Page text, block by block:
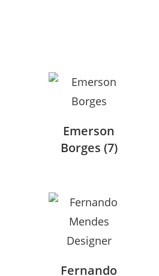
Emerson
Borges (7)
Fernando